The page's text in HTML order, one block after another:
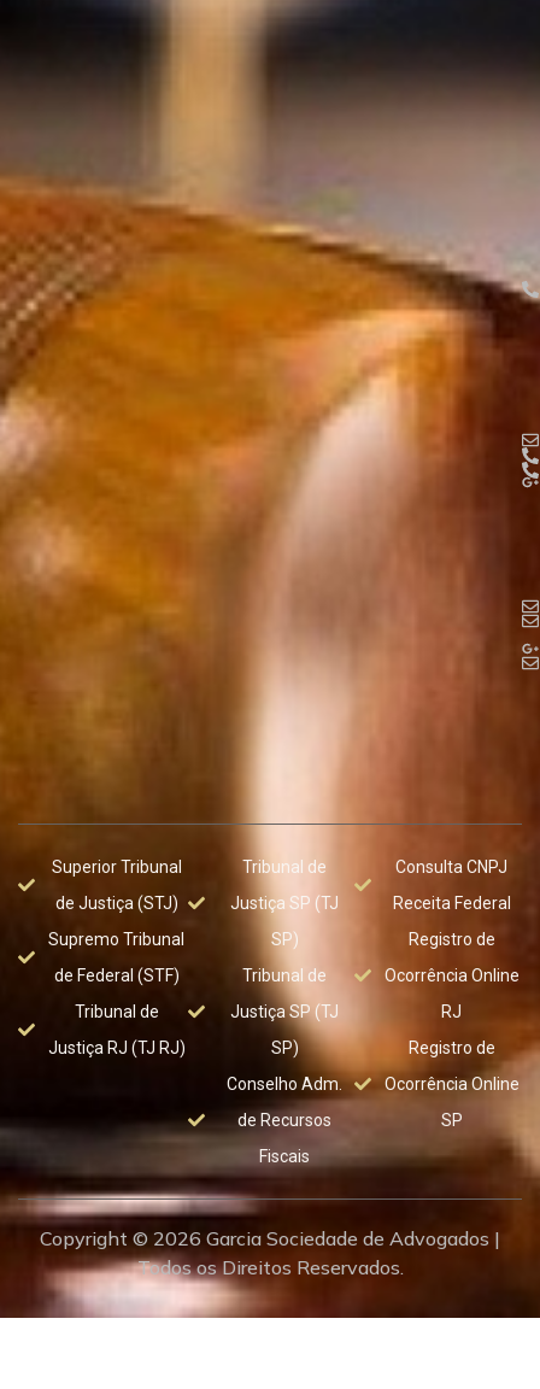
Superior Tribunal
de Justiça (STJ)
Supremo Tribunal
de Federal (STF)
Tribunal de
Justiça RJ (TJ RJ)
Tribunal de
Justiça SP (TJ
SP)
Tribunal de
Justiça SP (TJ
SP)
Conselho Adm.
de Recursos
Fiscais
Consulta CNPJ
Receita Federal
Registro de
Ocorrência Online
RJ
Registro de
Ocorrência Online
SP
Copyright © 2026 Garcia Sociedade de Advogados |
Todos os Direitos Reservados.